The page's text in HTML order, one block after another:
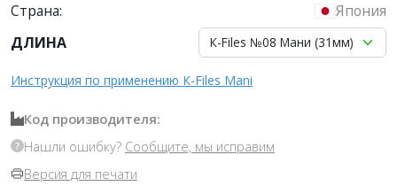
Страна:
Япония
ДЛИНА
К-Files №08 Мани (31мм)
Инструкция по применению К-Files Mani
Код производителя:
Нашли ошибку? Сообщите, мы исправим
Версия для печати